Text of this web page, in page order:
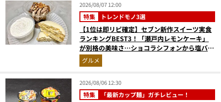
2026/08/07 12:00
特集 トレンドモノ3選
【1位は即リピ確定】セブン新作スイーツ実食
ランキングBEST3！「瀬戸内レモンケーキ」
が別格の美味さ…ショコラシフォンから塩バニ
ラプリンまで本気レビュー
グルメ
2026/08/06 12:30
特集 「最新カップ麺」ガチレビュー！